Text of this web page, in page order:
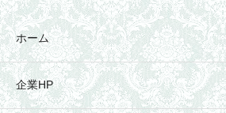
ホーム
企業HP